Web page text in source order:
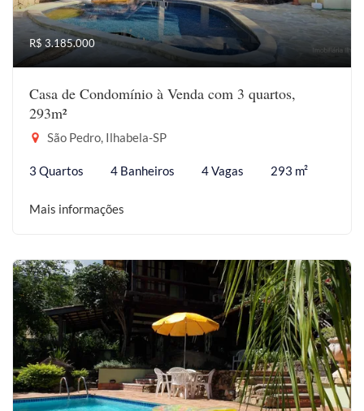
R$ 3.185.000
Casa de Condomínio à Venda com 3 quartos,
293m²
São Pedro, Ilhabela-SP
3 Quartos 4 Banheiros 4 Vagas 293 m²
Mais informações